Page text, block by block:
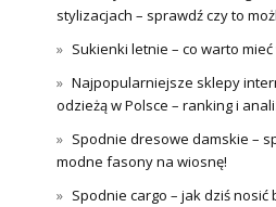
stylizacjach – sprawdź czy to
Sukienki letnie – co warto
Najpopularniejsze sklepy
odzieżą w Polsce – ranking i
Spodnie dresowe damskie –
modne fasony na wiosnę!
Spodnie cargo – jak dziś nosić